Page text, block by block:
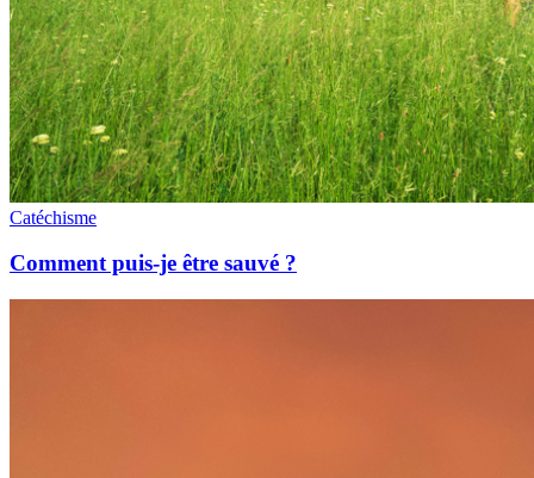
Catéchisme
Comment puis-je être sauvé ?